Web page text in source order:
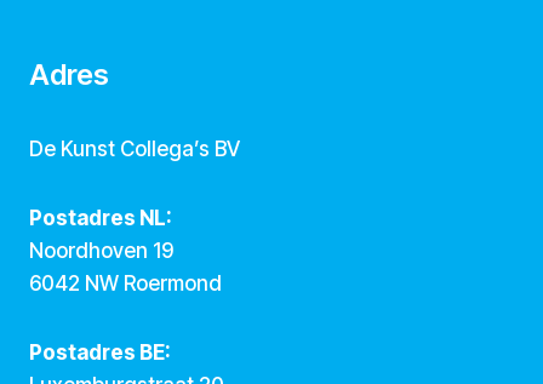
Adres
De Kunst Collega’s BV
Postadres NL:
Noordhoven 19
6042 NW Roermond
Postadres BE: